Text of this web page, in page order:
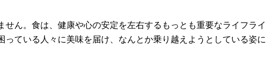
ん。食は、健康や心の安定を左右するもっとも重要なライフライ
ている人々に美味を届け、なんとか乗り越えようとしている姿に